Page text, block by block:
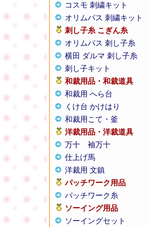
コスモ 刺繍キット
オリムパス 刺繍キット
刺し子糸 こぎん糸
オリムパス 刺し子糸
横田 ダルマ 刺し子糸
刺し子キット
和裁用品・和裁道具
和裁用 へら台
くけ台 かけはり
和裁用こて・釜
洋裁用品・洋裁道具
万十
袖万十
仕上げ馬
洋裁用 文鎮
パッチワーク用品
パッチワーク糸
ソーイング用品
ソーイングセット